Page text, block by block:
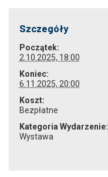
Szczegóły
Początek:
2.10.2025, 18:00
Koniec:
6.11.2025, 20:00
Koszt:
Bezpłatne
Kategoria Wydarzenie:
Wystawa